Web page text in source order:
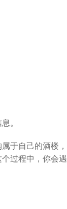
。
于自己的酒楼，
过程中，你会遇